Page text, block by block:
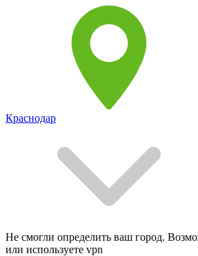
Краснодар
Не смогли определить ваш город.
или используете vpn